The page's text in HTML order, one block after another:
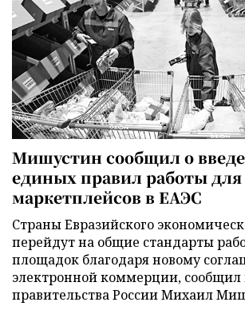
Мишустин сообщил о
единых правил работы для
маркетплейсов в ЕАЭС
Страны Евразийского
перейдут на общие стандарты
площадок благодаря новому
электронной коммерции, сообщил
правительства России Михаил